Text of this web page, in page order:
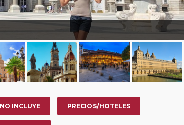
NO INCLUYE PRECIOS/HOTELES